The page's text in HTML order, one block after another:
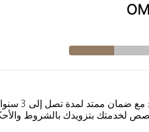
يأتي
لخدمتك بتزويدك بالشروط